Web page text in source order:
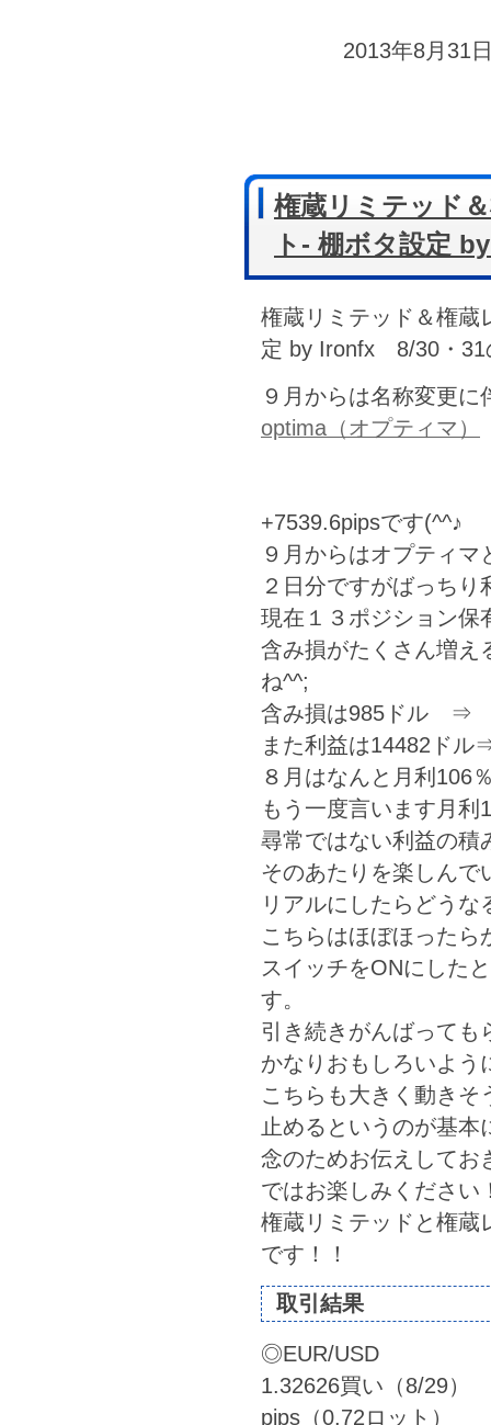
2013年8月31
権蔵リミテッド
ト- 棚ボタ設定
権蔵リミテッド＆権蔵
定 by Ironfx 8/30・31
９月からは名称変更
optima（オプティマ）
+7539.6pipsです(^^♪
９月からはオプティ
２日分ですがばっち
現在１３ポジション保
含み損がたくさん増え
ね^^;
含み損は985ドル ⇒
また利益は14482ドル
８月はなんと月利106
もう一度言います月利
尋常ではない利益の積
そのあたりを楽しんで
リアルにしたらどう
こちらはほぼほったら
スイッチをONにした
す。
引き続きがんばっても
かなりおもしろいよう
こちらも大きく動きそ
止めるというのが基本
念のためお伝えしてお
ではお楽しみください
権蔵リミテッドと権蔵
です！！
取引結果
◎EUR/USD
1.32626買い（8/29
pips（0.72ロット）